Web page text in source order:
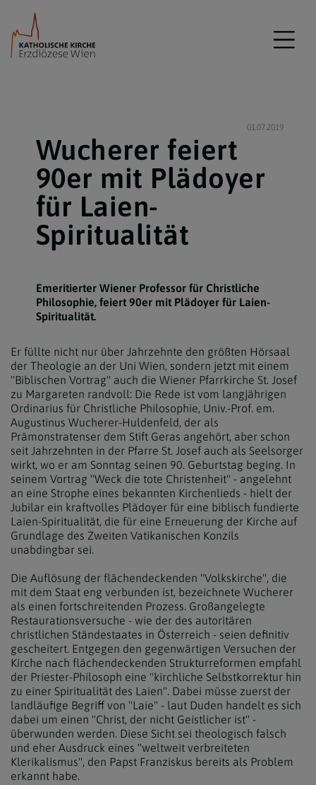
01.07.2019
Wucherer feiert
90er mit Plädoyer
für Laien-
Spiritualität
Emeritierter Wiener Professor für Christliche
Philosophie, feiert 90er mit Plädoyer für Laien-
Spiritualität.
Er füllte nicht nur über Jahrzehnte den größten Hörsaal
der Theologie an der Uni Wien, sondern jetzt mit einem
"Biblischen Vortrag" auch die Wiener Pfarrkirche St. Josef
zu Margareten randvoll: Die Rede ist vom langjährigen
Ordinarius für Christliche Philosophie, Univ.-Prof. em.
Augustinus Wucherer-Huldenfeld, der als
Prämonstratenser dem Stift Geras angehört, aber schon
seit Jahrzehnten in der Pfarre St. Josef auch als Seelsorger
wirkt, wo er am Sonntag seinen 90. Geburtstag beging. In
seinem Vortrag "Weck die tote Christenheit" - angelehnt
an eine Strophe eines bekannten Kirchenlieds - hielt der
Jubilar ein kraftvolles Plädoyer für eine biblisch fundierte
Laien-Spiritualität, die für eine Erneuerung der Kirche auf
Grundlage des Zweiten Vatikanischen Konzils
unabdingbar sei.
Die Auflösung der flächendeckenden "Volkskirche", die
mit dem Staat eng verbunden ist, bezeichnete Wucherer
als einen fortschreitenden Prozess. Großangelegte
Restaurationsversuche - wie der des autoritären
christlichen Ständestaates in Österreich - seien definitiv
gescheitert. Entgegen den gegenwärtigen Versuchen der
Kirche nach flächendeckenden Strukturreformen empfahl
der Priester-Philosoph eine "kirchliche Selbstkorrektur hin
zu einer Spiritualität des Laien". Dabei müsse zuerst der
landläufige Begriff von "Laie" - laut Duden handelt es sich
dabei um einen "Christ, der nicht Geistlicher ist" -
überwunden werden. Diese Sicht sei theologisch falsch
und eher Ausdruck eines "weltweit verbreiteten
Klerikalismus", den Papst Franziskus bereits als Problem
erkannt habe.